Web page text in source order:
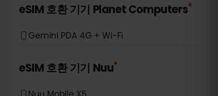
eSIM 호환 기기 Planet Computers*
Gemini PDA 4G + Wi-Fi
eSIM 호환 기기 Nuu*